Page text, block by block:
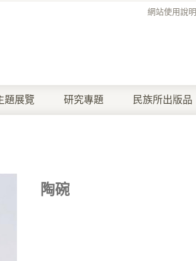
網站使用說明
題展覽 研究專題 民族所出版品
陶碗